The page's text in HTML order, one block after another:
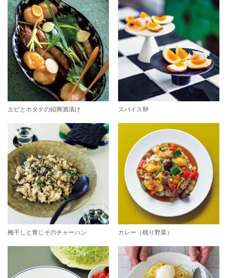
エビとホタテの紹興酒漬け スパイス卵
梅干しと青じそのチャーハン カレー（残り野菜）